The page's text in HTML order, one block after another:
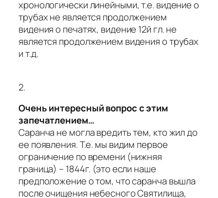
хронологически линейными, т.е. видение о
трубах не является продолжением
видения о печатях, видение 12й гл. не
является продолжением видения о трубах
и т.д.
2.
Очень интересный вопрос с этим
запечатлением…
Саранча не могла вредить тем, кто жил до
ее появления. Т.е. мы видим первое
ограничение по времени (нижняя
граница) – 1844г. (это если наше
предположение о том, что саранча вышла
после очищения небесного Святилища,